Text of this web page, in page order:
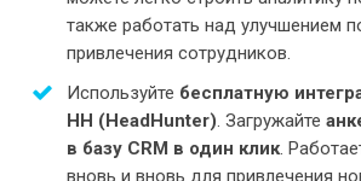
также работать над улучшением
привлечения сотрудников.
Используйте бесплатную
HH (HeadHunter). Загружайте
в базу CRM в один клик.
вновь и вновь для привлечения